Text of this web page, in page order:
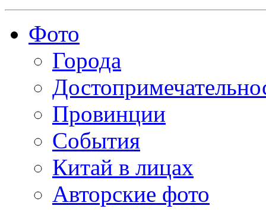
Фото
Города
Провинции
События
Китай в лицах
Авторские фото